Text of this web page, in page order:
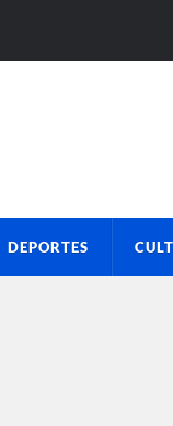
DEPORTES